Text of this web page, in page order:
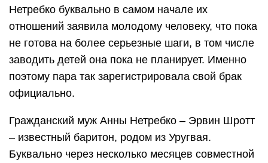
Нетребко буквально в самом начале их
отношений заявила молодому человеку, что пока
не готова на более серьезные шаги, в том числе
заводить детей она пока не планирует. Именно
поэтому пара так зарегистрировала свой брак
официально.
Гражданский муж Анны Нетребко – Эрвин Шротт
– известный баритон, родом из Уругвая.
Буквально через несколько месяцев совместной